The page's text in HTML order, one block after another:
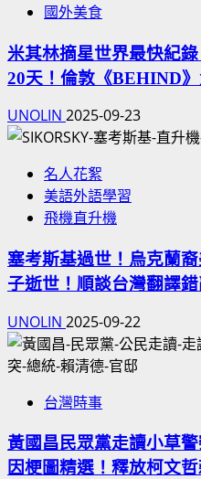
國外美食
米其林摘星世界最快紀
20天！倫敦《BEHIND
UNOLIN 2025-09-23
名人花絮
美語外語學習
飛機直升機
塞考斯基過世！烏克蘭
子逝世！順談台灣翻譯
UNOLIN 2025-09-22
台灣時事
黃國昌民眾黨走讀小草
因梗圖精選！釋放柯文